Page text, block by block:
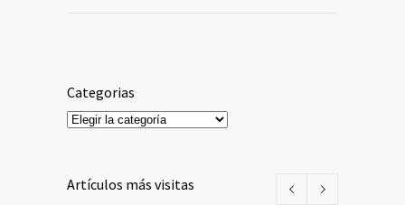
Categorias
Categorias
Artículos más visitas